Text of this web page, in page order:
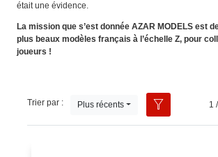
était une évidence.
La mission que s’est donnée AZAR MODELS est
plus beaux modèles français à l’échelle Z, pour
joueurs !
1
Trier par : Plus récents